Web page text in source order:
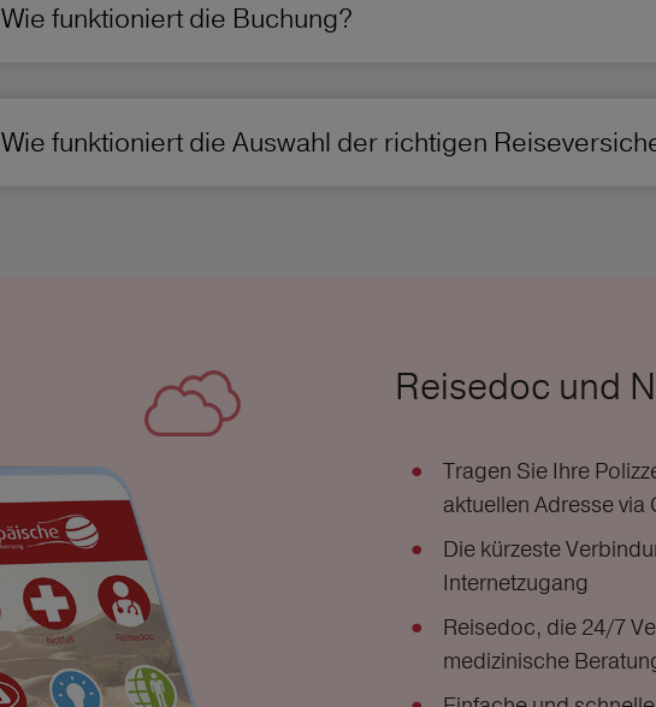
Wie funktioniert die Buchung?
Wie funktioniert die Auswahl der richtigen
Reisedoc und
Tragen Sie Ihre
aktuellen Adresse via
Die kürzeste
Internetzugang
Reisedoc, die 24/7
medizinische